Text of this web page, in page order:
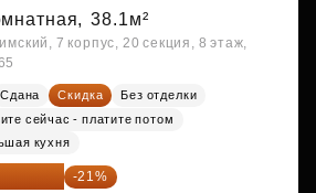
38.1м²
7 корпус, 20 секция, 8 этаж,
Сдана Скидка
Без отделки
сейчас - платите потом
кухня
-21%